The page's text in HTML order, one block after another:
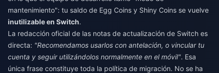
mantenimiento": tu saldo de Egg Coins y Shiny Coins se vuelve
inutilizable en Switch.
La redacción oficial de las notas de actualización de Switch es
directa: "Recomendamos usarlos con antelación, o vincular tu
cuenta y seguir utilizándolos normalmente en el móvil". Esa
única frase constituye toda la política de migración. No se ha